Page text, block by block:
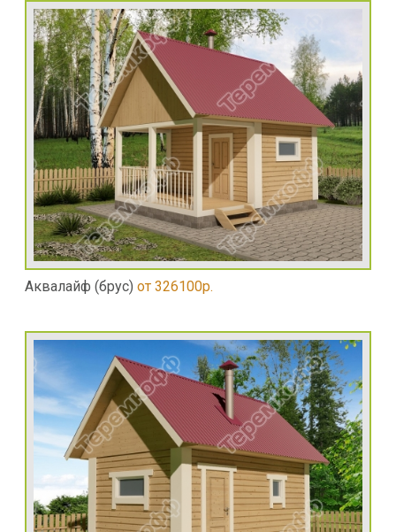
Аквалайф (брус) от 326100р.